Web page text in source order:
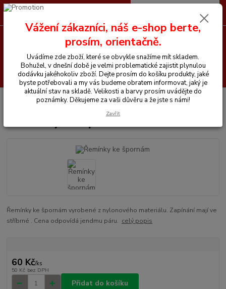
Hledat
+420 605 255 500 0 Kč
Vše pro jezdce Řemínky ke špornám
Řemínky ke špornám
Řemínky ke špornám vyrobené z nylonového materiálu. Zapínání mají ve
stříbrné . Cena odpovídá jendmu páru. celý popis
60 Kč/ks
50 Kč bez DPH
Přidat do košíku
Vážení zákazníci, náš e-shop berte,
prosím, orientačně.
Uvádíme zde zboží, které se obvykle snažíme mít skladem.
Bohužel, v dnešní době je velmi problematické zajistit plynulou
dodávku jakéhokoliv zboží. Dejte prosím do košíku produkty, jaké
byste potřebovali a my vás budeme obratem informovat, jaký je
aktuální stav na skladě. Velikosti a barvy prosím uvádějte do
poznámky. Děkujeme za vaši důvěru a že jste s námi!
Zavřít